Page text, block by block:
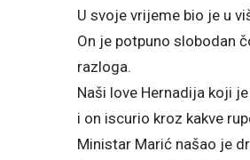
U svoje vrijeme bio je u
On je potpuno slobodan
razloga.
Naši love Hernadija koji
i on iscurio kroz kakve
Ministar Marić našao je